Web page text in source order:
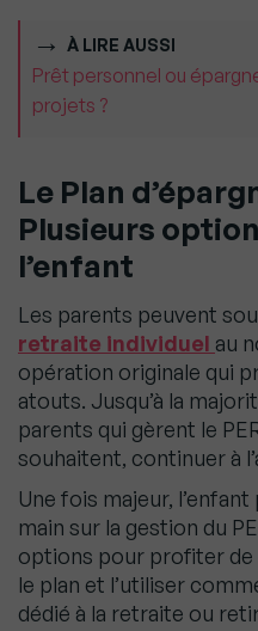
À LIRE AUSSI
Prêt personnel ou
projets ?
Le Plan
Plusieurs
l’enfant
Les parents peuvent
retraite individuel au
opération originale qui
atouts. Jusqu’à la
parents qui gèrent le
souhaitent, continuer à
Une fois majeur,
main sur la gestion du
options pour profiter
le plan et l’utiliser
dédié à la retraite ou